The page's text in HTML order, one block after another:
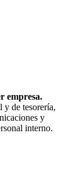
empresa.
y de tesorería,
y
interno.